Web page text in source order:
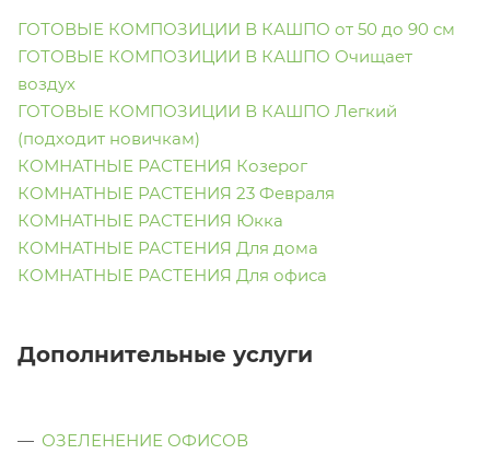
ГОТОВЫЕ КОМПОЗИЦИИ В КАШПО от 50 до 90 см
ГОТОВЫЕ КОМПОЗИЦИИ В КАШПО Очищает
воздух
ГОТОВЫЕ КОМПОЗИЦИИ В КАШПО Легкий
(подходит новичкам)
КОМНАТНЫЕ РАСТЕНИЯ Козерог
КОМНАТНЫЕ РАСТЕНИЯ 23 Февраля
КОМНАТНЫЕ РАСТЕНИЯ Юкка
КОМНАТНЫЕ РАСТЕНИЯ Для дома
КОМНАТНЫЕ РАСТЕНИЯ Для офиса
Дополнительные услуги
ОЗЕЛЕНЕНИЕ ОФИСОВ